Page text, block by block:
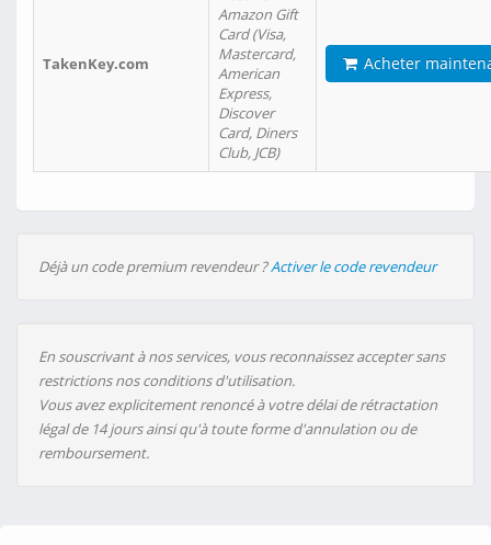
TakenKey.com
Amazon Gift
Card (Visa,
Mastercard,
American
Express,
Discover
Card, Diners
Club, JCB)
Acheter
Déjà un code premium revendeur ?Activer le code revendeur
En souscrivant à nos services, vous reconnaissez accepter sans
restrictions nos conditions d'utilisation.
Vous avez explicitement renoncé à votre délai de rétractation
légal de 14 jours ainsi qu'à toute forme d'annulation ou de
remboursement.